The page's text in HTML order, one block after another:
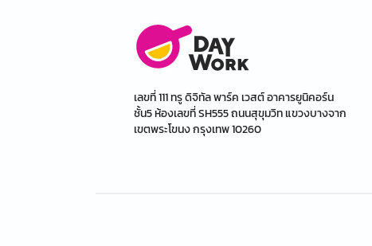
เลขที่ 111 ทรู ดิจิทัล พาร์ค เวสต์ อาคารยูนิคอร์น
ชั้น5 ห้องเลขที่ SH555 ถนนสุขุมวิท แขวงบางจาก
เขตพระโขนง กรุงเทพ 10260